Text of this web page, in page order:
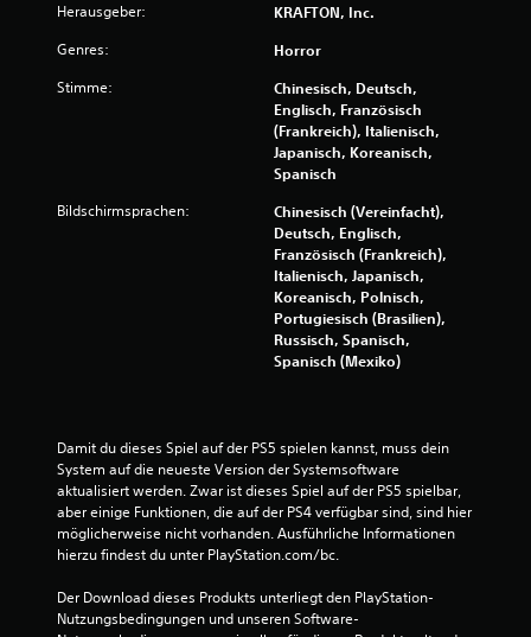
7
B
w
t
u
n
g
Herausgeber: KRAFTON, Inc.
Genres: Horror
Stimme:
Chinesisch, Deutsch,
Englisch, Französisch
(Frankreich), Italienisch,
Japanisch, Koreanisch,
Spanisch
Bildschirmsprachen:
Chinesisch (Vereinfacht),
Deutsch, Englisch,
Französisch (Frankreich),
Italienisch, Japanisch,
Koreanisch, Polnisch,
Portugiesisch (Brasilien),
Russisch, Spanisch,
Spanisch (Mexiko)
Damit du dieses Spiel auf der PS5 spielen kannst, muss dein
System auf die neueste Version der Systemsoftware
aktualisiert werden. Zwar ist dieses Spiel auf der PS5 spielbar,
aber einige Funktionen, die auf der PS4 verfügbar sind, sind hier
möglicherweise nicht vorhanden. Ausführliche Informationen
hierzu findest du unter PlayStation.com/bc.
Der Download dieses Produkts unterliegt den PlayStation-
Nutzungsbedingungen und unseren Software-